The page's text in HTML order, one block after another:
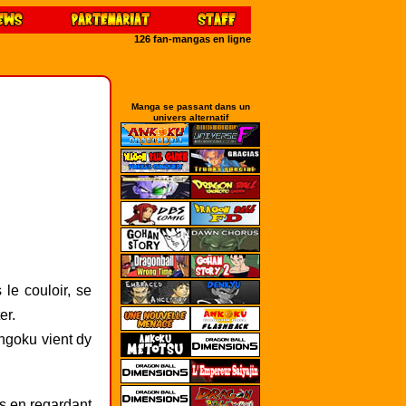
126 fan-mangas en ligne
Manga se passant dans un
univers alternatif